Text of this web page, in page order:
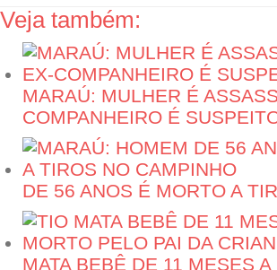
Veja também:
MARAÚ: MULHER É
COMPANHEIRO É
DE 56 ANOS É MORTO A
MATA BEBÊ DE 11 MESES